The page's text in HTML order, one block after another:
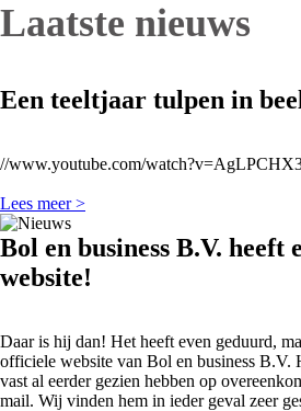
Laatste nieuws
Een teeltjaar tulpen in
//www.youtube.com/
Lees meer >
Bol en business B.V. heeft
website!
Daar is hij dan! Het heeft even geduurd,
officiele website van Bol en business B.V.
vast al eerder gezien hebben op
mail. Wij vinden hem in ieder geval zeer